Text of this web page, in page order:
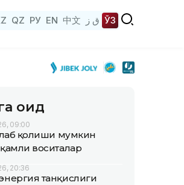
QZ РУ EN 中文 ق ز ЎЗ
оид
09:00
қолиши мумкин
воситалар
20:36
танқислиги